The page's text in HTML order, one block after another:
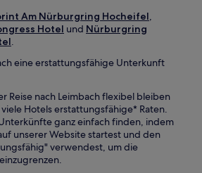
Am Nürburgring Hocheifel,
Hotel und Nürburgring
.
eine erstattungsfähige Unterkunft
Reise nach Leimbach flexibel bleiben
Hotels erstattungsfähige* Raten.
ganz einfach finden, indem
unserer Website startest und den
verwendest, um die